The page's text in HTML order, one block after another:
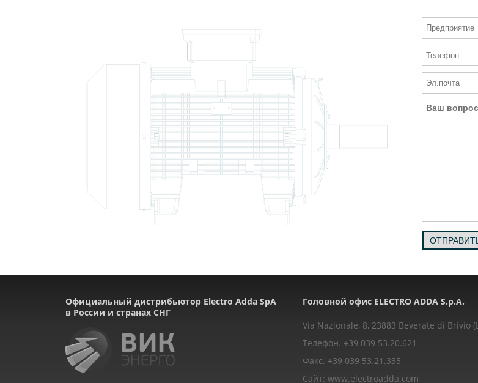
Официальный дистрибьютор Electro Adda SpA
в России и странах СНГ
Головной офис ELECTRO ADDA S.p.A.
Via Nazionale, 8, 23883 Beverate di Brivio
Телефон. +39 039 53.20.621
Факс. +39 039 53.21.335
Сайт: www.electroadda.com